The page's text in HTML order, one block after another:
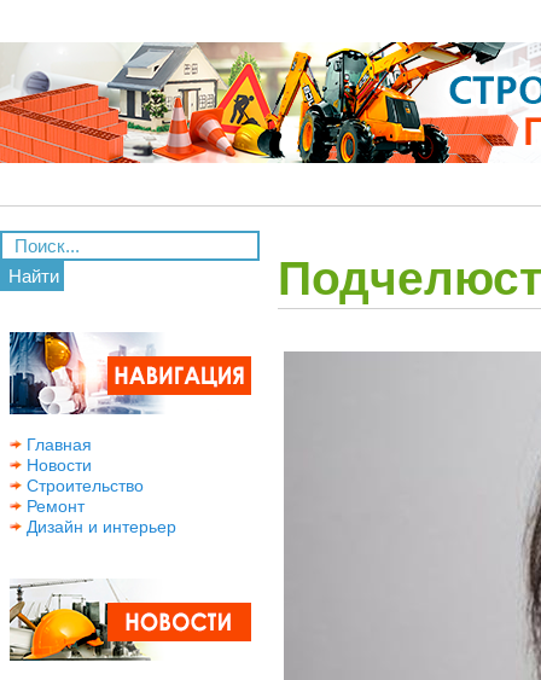
Найти
Главная
Новости
Строительство
Ремонт
Дизайн и интерьер